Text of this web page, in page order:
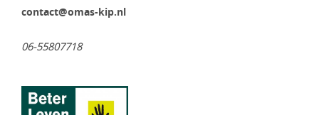
contact@omas-kip.nl
06-55807718